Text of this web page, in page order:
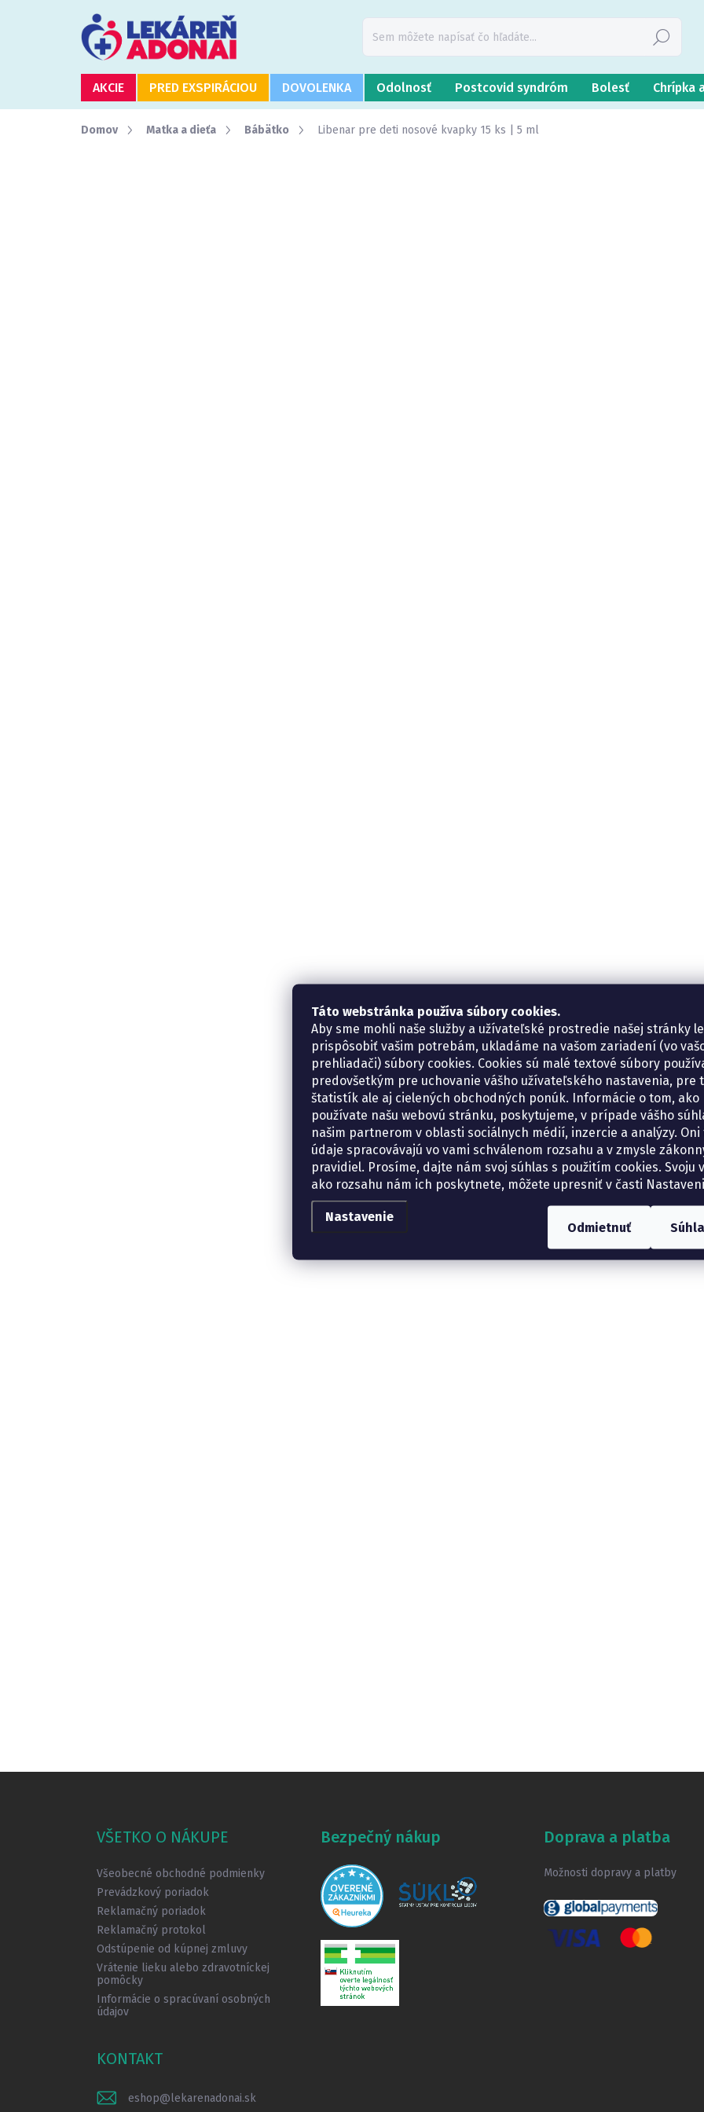
Táto webstránka používa súbory cookies.
Aby sme mohli naše služby a užívateľské prostredie našej stránky
prispôsobiť vašim potrebám, ukladáme na vašom zariadení (vo
prehliadači) súbory cookies. Cookies sú malé textové súbory
predovšetkým pre uchovanie vášho užívateľského nastavenia, pre
štatistík ale aj cielených obchodných ponúk. Informácie o tom, ako
používate našu webovú stránku, poskytujeme, v prípade vášho
našim partnerom v oblasti sociálnych médií, inzercie a analýzy.
údaje spracovávajú vo vami schválenom rozsahu a v zmysle
pravidiel. Prosíme, dajte nám svoj súhlas s použitím cookies. Svoju
ako rozsahu nám ich poskytnete, môžete upresniť v časti
Nastavenie
Odmietnuť
Hľadať
AKCIE PRED EXSPIRÁCIOU DOVOLENKA Odolnosť Postcovid syndróm Bolesť Chrípka
Domov Matka a dieťa Bábätko Libenar pre deti nosové kvapky 15 ks | 5 ml
VŠETKO O NÁKUPE
Všeobecné obchodné podmienky
Prevádzkový poriadok
Reklamačný poriadok
Reklamačný protokol
Odstúpenie od kúpnej zmluvy
Vrátenie lieku alebo zdravotníckej
pomôcky
Informácie o spracúvaní osobných
údajov
Bezpečný nákup Doprava a platba
Možnosti dopravy a platby
KONTAKT
eshop@lekarenadonai.sk